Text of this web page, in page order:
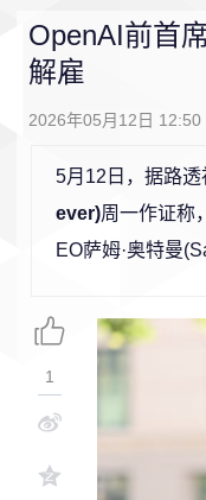
OpenAI前首
解雇
2026年05月12日 12:50
5月12日，据路透
ever)周一作证称
EO萨姆·奥特曼
1